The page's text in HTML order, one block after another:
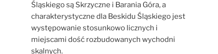
Śląskiego są Skrzyczne i Barania Góra, a
charakterystyczne dla Beskidu Śląskiego jest
występowanie stosunkowo licznych i
miejscami dość rozbudowanych wychodni
skalnych.